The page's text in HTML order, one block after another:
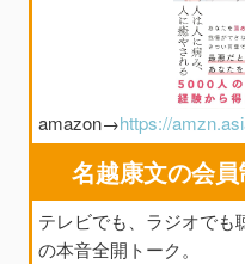
amazon→https://
名越康文の会員
テレビでも、ラジオでも
の本音全開トーク。